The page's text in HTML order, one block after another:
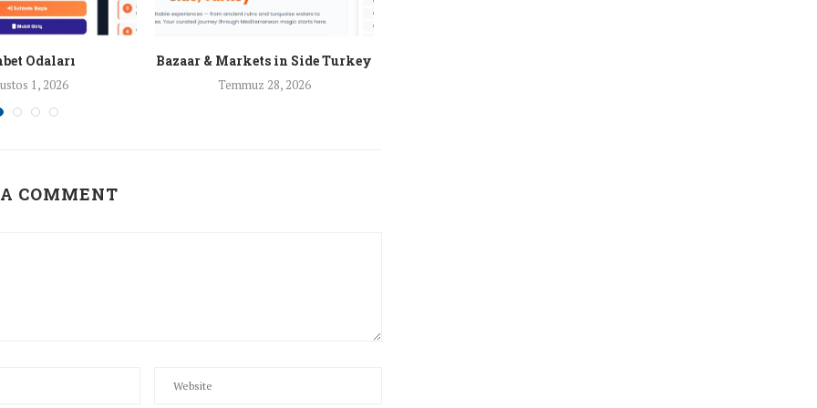
Odaları
1, 2026
Bazaar & Markets in Side Turkey
Temmuz 28, 2026
COMMENT